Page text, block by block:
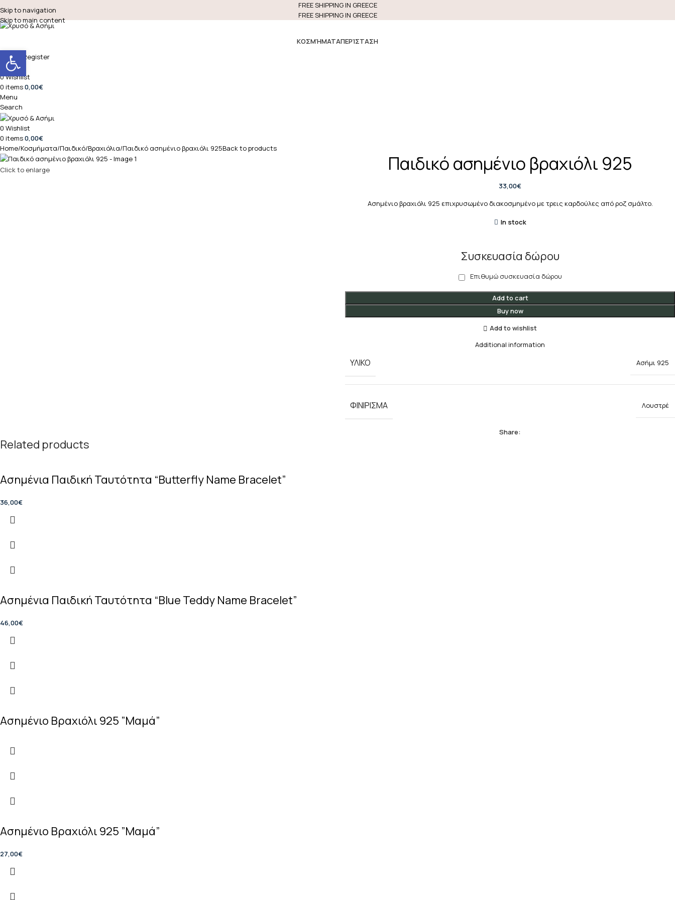
Skip to navigation
Skip to main content
FREE SHIPPING IN GREECE
FREE SHIPPING IN GREECE
ΚΟΣΜΉΜΑΤΑΠΕΡΊΣΤΑΣΗ
Login / Register
Search
0Wishlist
0 items0,00€
Menu
Search
0 Wishlist
0 items0,00€
Home Κοσμήματα Παιδικό Βραχιόλια Παιδικό ασημένιο βραχιόλι 925Back to products
Click to enlarge Παιδικό ασημένιο βραχιόλι 925
33,00€
Ασημένιο βραχιόλι 925 επιχρυσωμένο διακοσμημένο με τρεις καρδούλες από ροζ σμάλτο.
In stock
Συσκευασία δώρου
Επιθυμώ συσκευασία δώρου
Add to cart
Buy now
Add to wishlist
Additional information
ΥΛΙΚΟ Ασήμι 925
ΦΙΝΙΡΙΣΜΑ Λουστρέ
Share:
Related products
Ασημένια Παιδική Ταυτότητα “Butterfly Name Bracelet”
36,00€
Ασημένια Παιδική Ταυτότητα “Blue Teddy Name Bracelet”
46,00€
Ασημένιο Βραχιόλι 925 ”Μαμά”
Ασημένιο Βραχιόλι 925 ”Μαμά”
27,00€
Open toolbar